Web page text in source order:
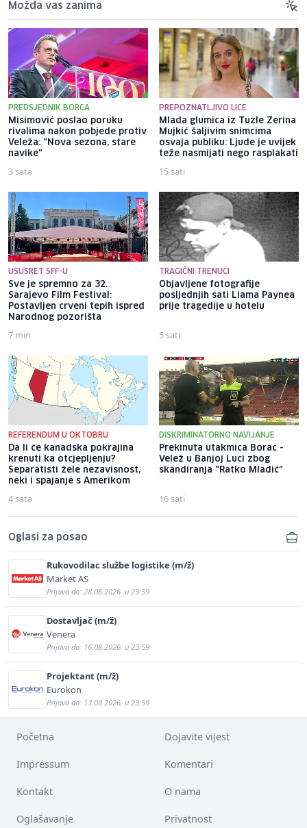
Možda vas zanima
PREDSJEDNIK BORCA
Misimović poslao poruku
rivalima nakon pobjede protiv
Veleža: "Nova sezona, stare
navike"
3 sata
PREPOZNATLJIVO LICE
Mlada glumica iz Tuzle Zerina
Mujkić šaljivim snimcima
osvaja publiku: Ljude je uvijek
teže nasmijati nego rasplakati
15 sati
USUSRET SFF-U
Sve je spremno za 32.
Sarajevo Film Festival:
Postavljen crveni tepih ispred
Narodnog pozorišta
7 min
TRAGIČNI TRENUCI
Objavljene fotografije
posljednjih sati Liama ​​Paynea
prije tragedije u hotelu
5 sati
REFERENDUM U OKTOBRU
Da li će kanadska pokrajina
krenuti ka otcjepljenju?
Separatisti žele nezavisnost,
neki i spajanje s Amerikom
4 sata
DISKRIMINATORNO NAVIJANJE
Prekinuta utakmica Borac -
Velež u Banjoj Luci zbog
skandiranja "Ratko Mladić"
16 sati
Oglasi za posao
Rukovodilac službe logistike (m/ž)
Market AS
Prijava do: 28.08.2026. u 23:59
Dostavljač (m/ž)
Venera
Prijava do: 16.08.2026. u 23:59
Projektant (m/ž)
Eurokon
Prijava do: 13.08.2026. u 23:59
Početna Dojavite vijest
Impressum Komentari
Kontakt O nama
Oglašavanje Privatnost